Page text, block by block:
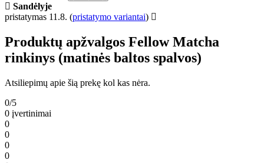
Sandėlyje
pristatymas 11.8. (pristatymo variantai)
Produktų apžvalgos Fellow Matcha
rinkinys (matinės baltos spalvos)
Atsiliepimų apie šią prekę kol kas nėra.
0/5
0 įvertinimai
0
0
0
0